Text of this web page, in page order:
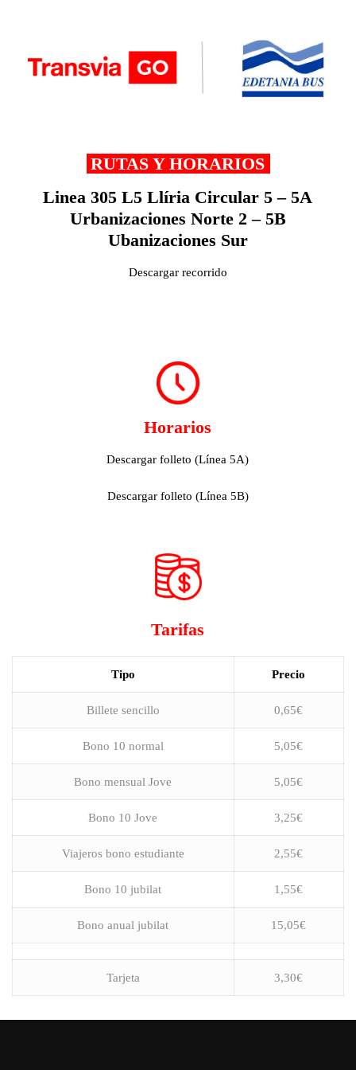
RUTAS Y HORARIOS
Linea 305 L5 Llíria Circular 5 – 5A
Urbanizaciones Norte 2 – 5B
Ubanizaciones Sur
Descargar recorrido
Horarios
Descargar folleto (Línea 5A)
Descargar folleto (Línea 5B)
Tarifas
Tipo Precio
Billete sencillo 0,65€
Bono 10 normal 5,05€
Bono mensual Jove 5,05€
Bono 10 Jove 3,25€
Viajeros bono estudiante 2,55€
Bono 10 jubilat 1,55€
Bono anual jubilat 15,05€
Tarjeta 3,30€